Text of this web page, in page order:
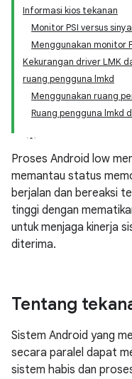
Informasi kios tekanan
Monitor PSI versus
Menggunakan monitor
Kekurangan driver LMK
ruang pengguna lmkd
Menggunakan ruang
Ruang pengguna lmkd
Proses Android low
memantau status
berjalan dan bereaksi
tinggi dengan
untuk menjaga kinerja
diterima.
Tentang
Sistem Android yang
secara paralel dapat
sistem habis dan